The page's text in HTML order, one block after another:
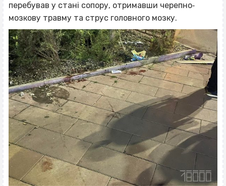
перебував у стані сопору, отримавши черепно‐
мозкову травму та струс головного мозку.